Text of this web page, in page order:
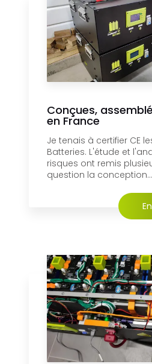
Conçues,
en France
Je tenais à certifier CE
Batteries. L'étude et
risques ont remis
question la